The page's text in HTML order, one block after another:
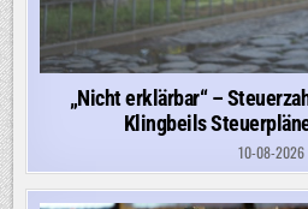
„Nicht erklärbar“ –
Klingbeils
10-08-2026